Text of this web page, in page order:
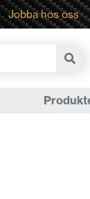
Jobba hos oss